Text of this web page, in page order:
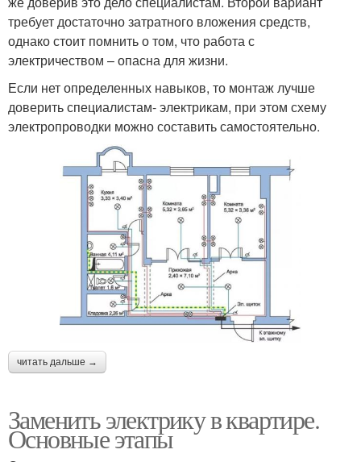
требует достаточно затратного вложения средств,
однако стоит помнить о том, что работа с
электричеством – опасна для жизни.
Если нет определенных навыков, то монтаж лучше
доверить специалистам- электрикам, при этом схему
электропроводки можно составить самостоятельно.
читать дальше →
Заменить электрику в квартире.
Основные этапы